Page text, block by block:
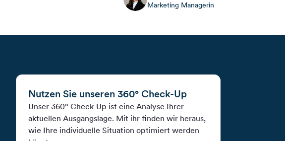
Marketing Managerin
Nutzen Sie unseren 360° Check-Up
Unser 360° Check-Up ist eine Analyse Ihrer
aktuellen Ausgangslage. Mit ihr finden wir heraus,
wie Ihre individuelle Situation optimiert werden